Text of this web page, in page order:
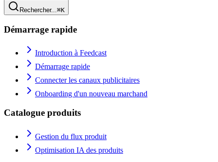
Rechercher...⌘K
Démarrage rapide
Introduction à Feedcast
Démarrage rapide
Connecter les canaux publicitaires
Onboarding d'un nouveau marchand
Catalogue produits
Gestion du flux produit
Optimisation IA des produits